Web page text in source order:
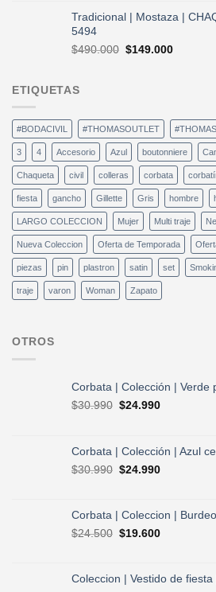
desde
Tradicional | Mostaza |
5494
$490.000 El
$149.000El
ETIQUETAS
#BODACIVIL #THOMASOUTLET
3 4 Accesorio Azul boutonniere
Chaqueta civil colleras corbata
fiesta gancho Gillette Gris hombre
LARGO COLECCION Mujer Multi traje
Nueva Coleccion Oferta de Temporada
piezas pin plastron satin set
traje varon Woman Zapato
OTROS
Corbata | Colección | Verde
$30.990 El
era:
$24.990El
es:
$24.990.
Corbata | Colección | Azul
$30.990 El
era:
$30.990.
$24.990El
es:
Corbata | Coleccion |
$24.500 El
era:
$19.600El
es:
Coleccion | Vestido de